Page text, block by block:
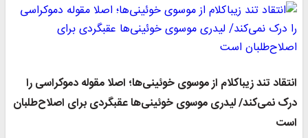
انتقاد تند زیباکلام از موسوی خوئینی‌ها؛ اصلا مقوله دموکراسی را
درک نمی‌کند/ لیدری موسوی خوئینی‌ها عقبگردی برای اصلاح‌طلبان
است